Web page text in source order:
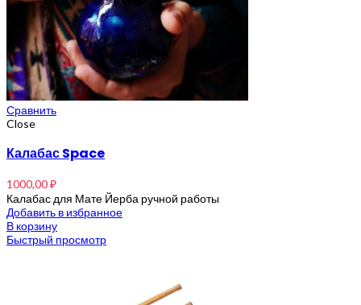
Сравнить
Close
Калабас Space
1000,00₽
Калабас для Мате Йерба ручной работы
Добавить в избранное
В корзину
Быстрый просмотр